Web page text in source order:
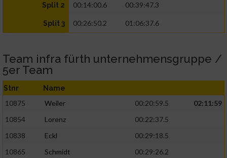
Split 2 00:14:00.6 00:39:47.3
Split 3 00:26:50.2 01:06:37.6
Team infra fürth unternehmensgruppe /
5er Team
Stnr Name
10875 Weiler 00:20:59.5
02:11:59
10854
Lorenz
00:22:37.5
10838
Eckl
00:29:18.5
10865
Schmidt
00:29:26.2